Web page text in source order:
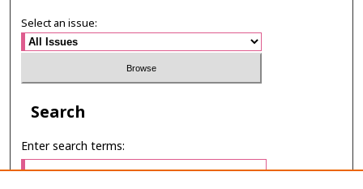
Select an issue:
Search
Enter search terms: